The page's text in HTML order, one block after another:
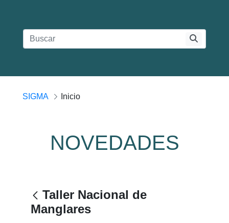
SIGMA Inicio
NOVEDADES
Taller Nacional de
Manglares